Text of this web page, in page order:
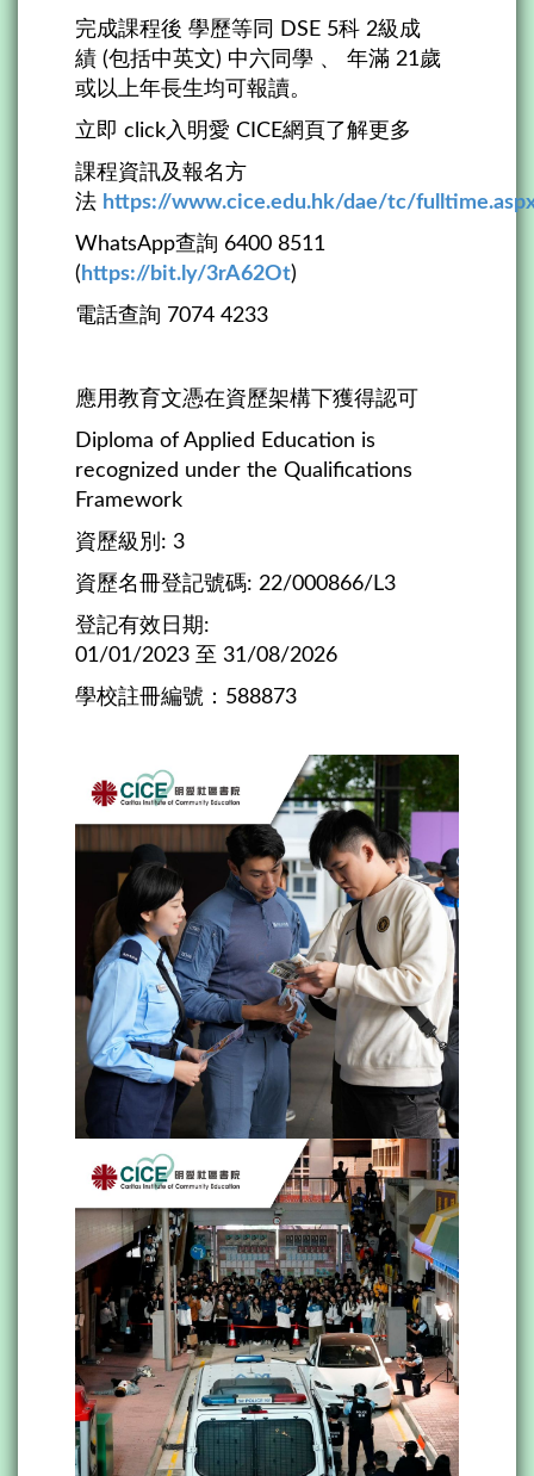
完成課程後 學歷等同 DSE 5科 2級成
績 (包括中英文) 中六同學 、 年滿 21歲
或以上年長生均可報讀。
立即 click入明愛 CICE網頁了解更多
課程資訊及報名方
法 https://www.cice.edu.hk/dae/tc/
WhatsApp查詢 6400 8511
( https://bit.ly/3rA62Ot)
電話查詢 7074 4233
應用教育文憑在資歷架構下獲得認可
Diploma of Applied Education is
recognized under the Qualifications
Framework
資歷級別: 3
資歷名冊登記號碼: 22/000866/L3
登記有效日期:
01/01/2023 至 31/08/2026
學校註冊編號：588873